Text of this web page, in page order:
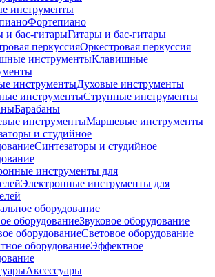
инструменты
Фортепиано
и бас-гитарыГитары и бас-гитары
перкуссияОркестровая перкуссия
инструментыКлавишные
инструментыДуховые инструменты
инструментыСтрунные инструменты
Барабаны
инструментыМаршевые инструменты
и студийное
Синтезаторы и студийное
инструменты для
Электронные инструменты для
оборудование
оборудованиеЗвуковое оборудование
оборудованиеСветовое оборудование
оборудованиеЭффектное
Аксессуары